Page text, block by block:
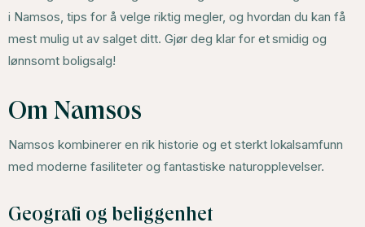
i Namsos, tips for å velge riktig megler, og hvordan du kan få
mest mulig ut av salget ditt. Gjør deg klar for et smidig og
lønnsomt boligsalg!
Om Namsos
Namsos kombinerer en rik historie og et sterkt lokalsamfunn
med moderne fasiliteter og fantastiske naturopplevelser.
Geografi og beliggenhet